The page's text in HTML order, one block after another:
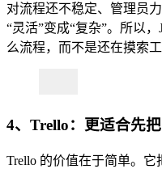
对流程还不稳定、管理员
“灵活”变成“复杂”。所以
么流程，而不是还在摸索
4、Trello：更适合先
Trello 的价值在于简单。它